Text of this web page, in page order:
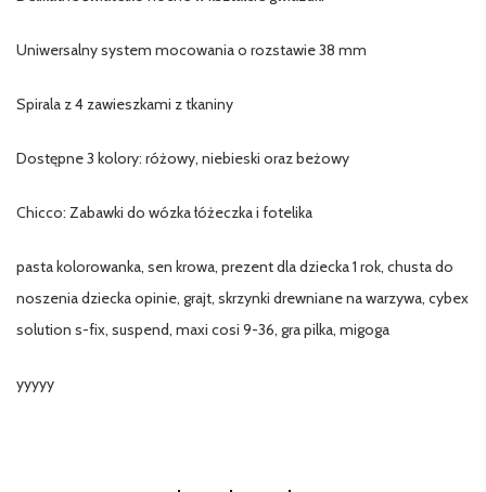
Uniwersalny system mocowania o rozstawie 38 mm
Spirala z 4 zawieszkami z tkaniny
Dostępne 3 kolory: różowy, niebieski oraz beżowy
Chicco: Zabawki do wózka łóżeczka i fotelika
pasta kolorowanka, sen krowa, prezent dla dziecka 1 rok, chusta do
noszenia dziecka opinie, grajt, skrzynki drewniane na warzywa, cybex
solution s-fix, suspend, maxi cosi 9-36, gra pilka, migoga
yyyyy